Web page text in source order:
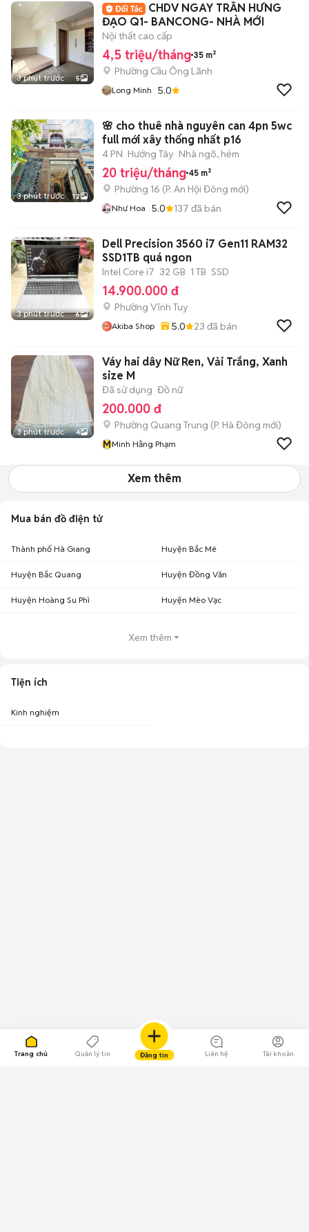
Trang chủ Quản lý tin Đăng tin Liên hệ Tài khoản
3 phút trước 5
CHDV NGAY TRẦN HƯNG
ĐẠO Q1- BANCONG- NHÀ MỚI
Nội thất cao cấp
4,5 triệu/tháng 35 m²
Phường Cầu Ông Lãnh
Long Minh 5.0
3 phút trước 12
🌸 cho thuê nhà nguyên can 4pn 5wc
full mới xây thống nhất p16
4 PN Hướng Tây Nhà ngõ, hẻm
20 triệu/tháng 45 m²
Phường 16 (P. An Hội Đông mới)
Như Hoa 5.0 137 đã bán
3 phút trước 6
Dell Precision 3560 i7 Gen11 RAM32
SSD1TB quá ngon
Intel Core i7 32 GB 1 TB SSD
14.900.000 đ
Phường Vĩnh Tuy
Akiba Shop 5.0 23 đã bán
3 phút trước 4
Váy hai dây Nữ Ren, Vải Trắng, Xanh
size M
Đã sử dụng Đồ nữ
200.000 đ
Phường Quang Trung (P. Hà Đông mới)
MMinh Hằng Phạm
Xem thêm
Mua bán đồ điện tử
Thành phố Hà Giang Huyện Bắc Mê
Huyện Bắc Quang Huyện Đồng Văn
Huyện Hoàng Su Phì Huyện Mèo Vạc
Xem thêm
Tiện ích
Kinh nghiệm